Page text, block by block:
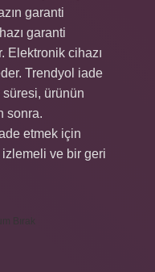
garanti
garanti
Elektronik cihazı
Trendyol iade
süresi, ürünün
sonra.
etmek için
izlemeli ve bir geri
Bırak